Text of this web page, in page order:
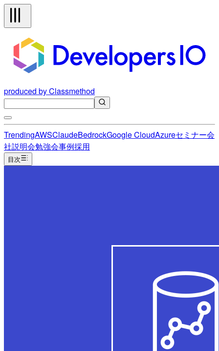
produced by Classmethod
TrendingAWSClaudeBedrockGoogle CloudAzureセミナー会
社説明会勉強会事例採用
目次